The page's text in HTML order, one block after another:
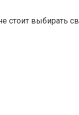
стоит выбирать